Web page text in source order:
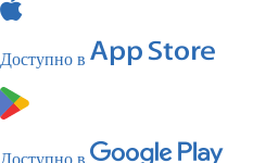
Доступно в